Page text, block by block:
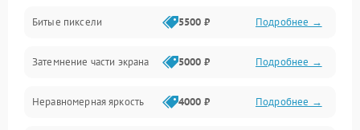
Механические повреждения
Программное обеспечение
Битые пиксели 5500 ₽ Подробнее →
Затемнение части экрана 5000 ₽ Подробнее →
Неравномерная яркость 4000 ₽ Подробнее →